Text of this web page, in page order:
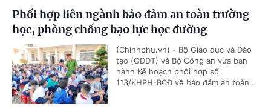
Phối hợp liên ngành bảo đảm an toàn trường
học, phòng chống bạo lực học đường
(Chinhphu.vn) - Bộ Giáo dục và Đào
tạo (GDĐT) và Bộ Công an vừa ban
hành Kế hoạch phối hợp số
113/KHPH-BCĐ về bảo đảm an toàn...